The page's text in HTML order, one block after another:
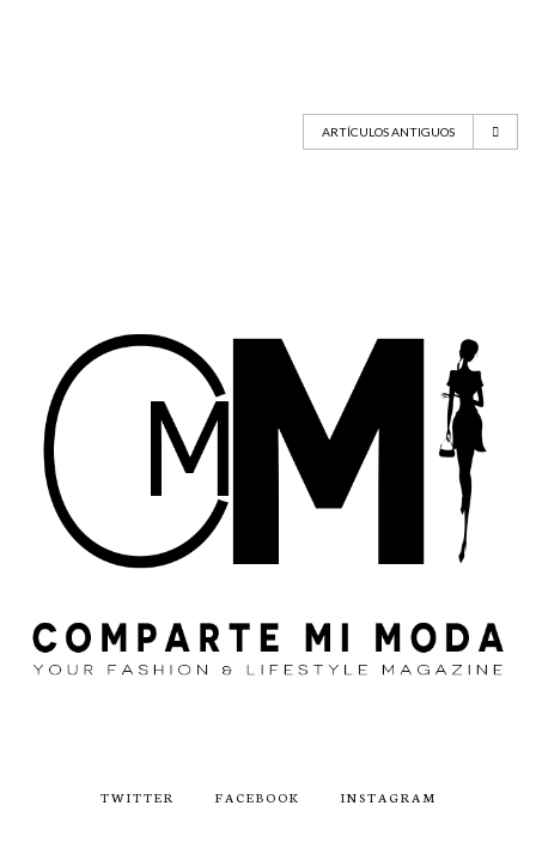
ARTÍCULOS ANTIGUOS
TWITTER FACEBOOK INSTAGRAM